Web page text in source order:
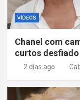
VÍDEOS
Chanel com
curtos desfiado
2 dias ago